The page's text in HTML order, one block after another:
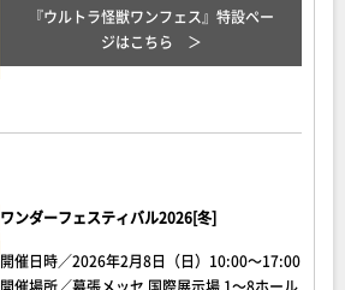
『ウルトラ怪獣ワンフェス』特設ペー
ジはこちら
ワンダーフェスティバル2026[冬]
開催日時／2026年2月8日（日）10:00～17:00
開催場所／幕張メッセ 国際展示場 1～8ホール